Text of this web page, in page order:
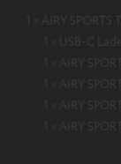
1 × AIRY
1 × USB-C
1 × AIRY
1 × AIRY
1 × AIRY
1 × AIRY